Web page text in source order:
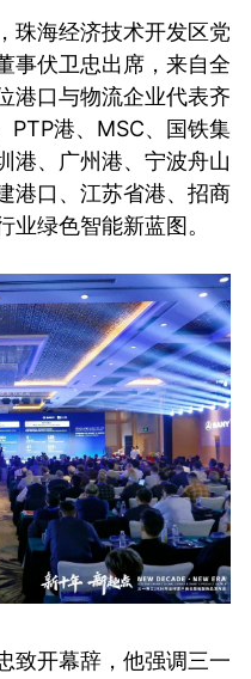
珠海经济技术开发区党
事伏卫忠出席，来自全
港口与物流企业代表齐
PTP港、MSC、国铁集
港、广州港、宁波舟山
港口、江苏省港、招商
绿色智能新蓝图。
致开幕辞，他强调三一